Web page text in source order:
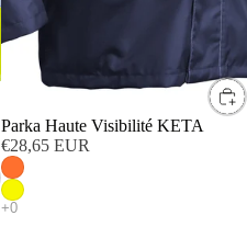
Parka Haute Visibilité KETA
€28,65 EUR